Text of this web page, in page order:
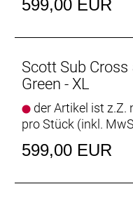
599,00 EUR
Scott Sub Cross
Green - XL
der Artikel ist z.Z.
pro Stück (inkl.
599,00 EUR